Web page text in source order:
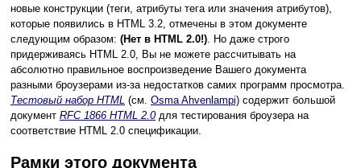
новые конструкции (теги, атрибуты тега или значения атрибутов),
которые появились в HTML 3.2, отмечены в этом документе
следующим образом: (Нет в HTML 2.0!) . Но даже строго
придерживаясь HTML 2.0, Вы не можете рассчитывать на
абсолютно правильное воспроизведение Вашего документа
разными броузерами из-за недостатков самих программ просмотра.
Тестовый набор HTML (см. Osma Ahvenlampi) содержит большой
документ RFC 1866 HTML 2.0для тестирования броузера на
соответствие HTML 2.0 спецификации.
Рамки этого документа